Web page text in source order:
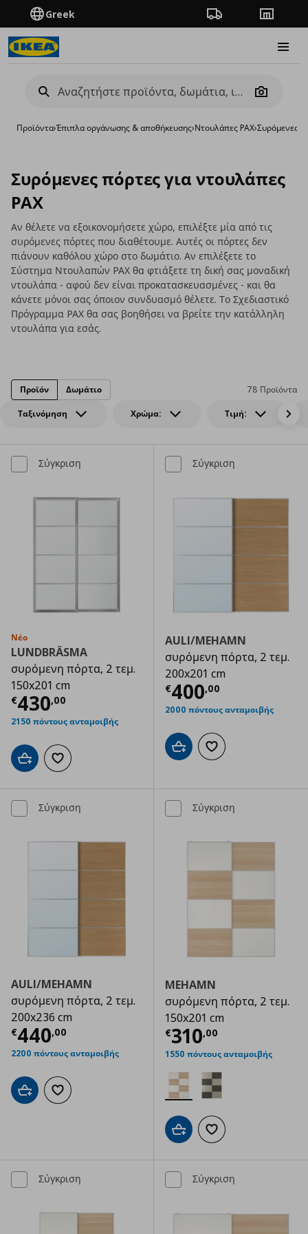
Greek Πορεία παραγγελίας
Camera
Προϊόντα›Έπιπλα οργάνωσης & αποθήκευσης›Ντουλάπες PAX›Συρόμενες
Συρόμενες πόρτες για ντουλάπες
PAX
Αν θέλετε να εξοικονομήσετε χώρο, επιλέξτε μία από τις
συρόμενες πόρτες που διαθέτουμε. Αυτές οι πόρτες δεν
πιάνουν καθόλου χώρο στο δωμάτιο. Αν επιλέξετε το
Σύστημα Ντουλαπών PAX θα φτιάξετε τη δική σας μοναδική
ντουλάπα - αφού δεν είναι προκατασκευασμένες - και θα
κάνετε μόνοι σας όποιον συνδυασμό θέλετε. Το Σχεδιαστικό
Πρόγραμμα PAX θα σας βοηθήσει να βρείτε την κατάλληλη
ντουλάπα για εσάς.
Ταξινόμηση Χρώμα: Τιμή:
78 Προϊόντα
Προϊόν Δωμάτιο
Σύγκριση
Νέο
LUNDBRÄSMA
συρόμενη πόρτα, 2 τεμ.
150x201 cm
€430,00
Τρέχουσα τιμή € 430,00
2150 πόντους ανταμοιβής
Προσθήκη στο καλάθι
Προσθήκη στα αγαπημένα
Σύγκριση
AULI/MEHAMN
συρόμενη πόρτα, 2 τεμ.
200x201 cm
€400,00
Τρέχουσα
2000 πόντους ανταμοιβής
Προσθήκη στο καλάθι
Προσθήκη στα
Σύγκριση
AULI/MEHAMN
συρόμενη πόρτα, 2 τεμ.
200x236 cm
€440,00
Τρέχουσα τιμή € 440,00
2200 πόντους ανταμοιβής
Προσθήκη στο καλάθι
Προσθήκη στα αγαπημένα
Σύγκριση
MEHAMN
συρόμενη πόρτα, 2 τεμ.
150x201 cm
€310,00
Τρέχουσα
1550 πόντους ανταμοιβής
Προσθήκη στο καλάθι
Προσθήκη στα
Σύγκριση Σύγκριση